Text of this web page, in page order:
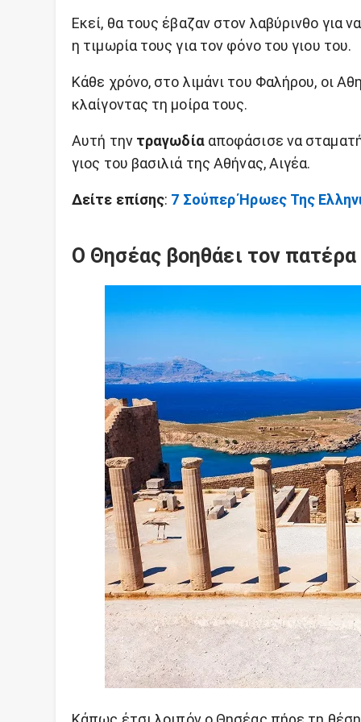
Εκεί, θα τους έβαζαν στον λαβύρινθο για
η τιμωρία τους για τον φόνο του γιου του.
Κάθε χρόνο, στο λιμάνι του Φαλήρου, οι
κλαίγοντας τη μοίρα τους.
Αυτή την τραγωδίααποφάσισε να
γιος του βασιλιά της Αθήνας, Αιγέα.
Δείτε επίσης: 7 Σούπερ Ήρωες Της
Ο Θησέας βοηθάει τον πατέρα